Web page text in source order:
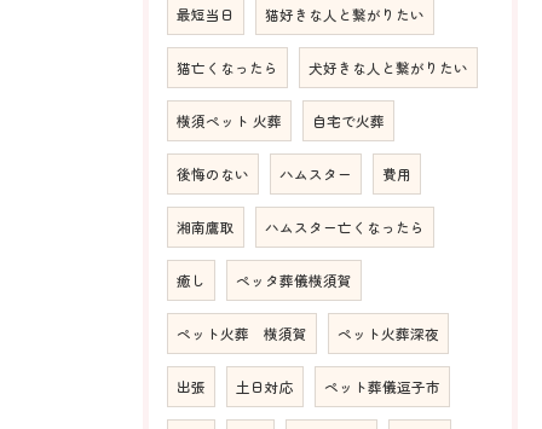
最短当日 猫好きな人と繋がりたい
猫亡くなったら 犬好きな人と繋がりたい
横須ペット 火葬 自宅で火葬
後悔のない ハムスター 費用
湘南鷹取 ハムスター亡くなったら
癒し ペッタ葬儀横須賀
ペット火葬 横須賀 ペット火葬深夜
出張 土日対応 ペット葬儀逗子市